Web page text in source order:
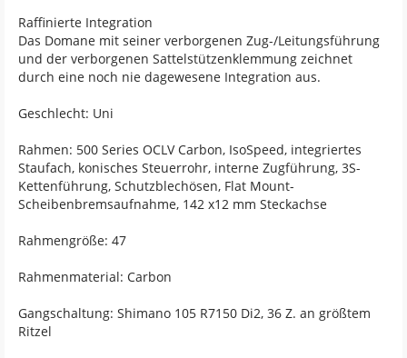
Raffinierte Integration
Das Domane mit seiner verborgenen Zug-/Leitungsführung
und der verborgenen Sattelstützenklemmung zeichnet
durch eine noch nie dagewesene Integration aus.
Geschlecht: Uni
Rahmen: 500 Series OCLV Carbon, IsoSpeed, integriertes
Staufach, konisches Steuerrohr, interne Zugführung, 3S-
Kettenführung, Schutzblechösen, Flat Mount-
Scheibenbremsaufnahme, 142 x12 mm Steckachse
Rahmengröße: 47
Rahmenmaterial: Carbon
Gangschaltung: Shimano 105 R7150 Di2, 36 Z. an größtem
Ritzel